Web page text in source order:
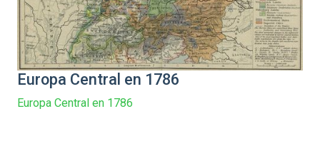
Europa Central en 1786
Europa Central en 1786